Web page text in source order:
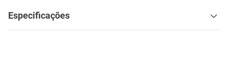
Especificações